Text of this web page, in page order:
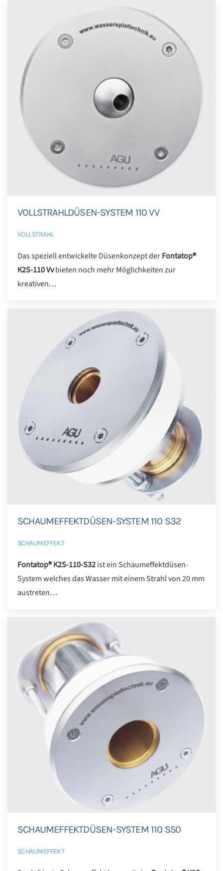
VOLLSTRAHLDÜSEN-SYSTEM 110 VV
VOLLSTRAHL
Das speziell entwickelte Düsenkonzept derFontatop®
K2S-110 Vvbieten noch mehr Möglichkeiten zur
kreativen…
SCHAUMEFFEKTDÜSEN-SYSTEM 110 S32
SCHAUMEFFEKT
Fontatop® K2S-110-S32ist ein Schaumeffektdüsen-
System welches das Wasser mit einem Strahl von 20 mm
austreten…
SCHAUMEFFEKTDÜSEN-SYSTEM 110 S50
SCHAUMEFFEKT